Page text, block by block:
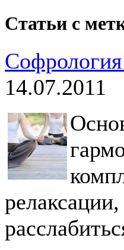
Статьи с
14.07.2011